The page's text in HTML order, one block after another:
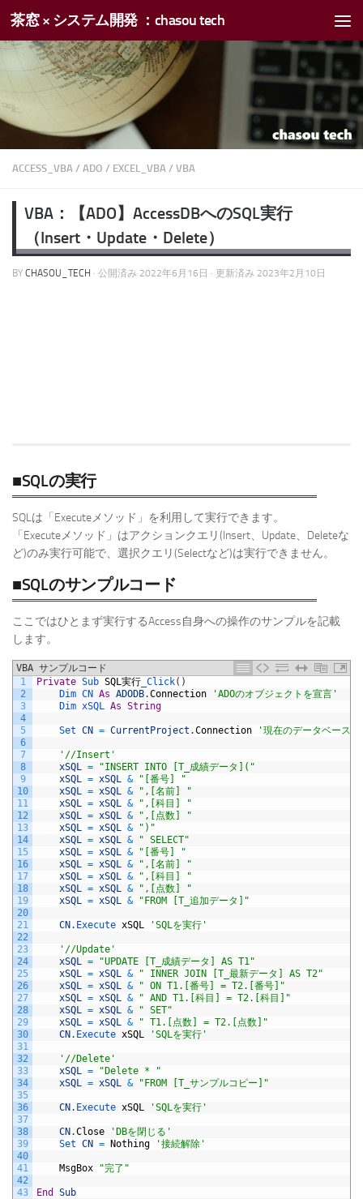
コンテンツへスキップ
茶窓 × システム開発 ：chasou tech
ACCESS_VBA / ADO / EXCEL_VBA / VBA
VBA：【ADO】AccessDBへのSQL実行
（Insert・Update・Delete）
BY CHASOU_TECH · 公開済み 2022年6月16日 · 更新済み 2023年2月10日
■SQLの実行
SQLは「Executeメソッド」を利用して実行できます。
「Executeメソッド」はアクションクエリ(Insert、Update、Deleteな
ど)のみ実行可能で、選択クエリ(Selectなど)は実行できません。
■SQLのサンプルコード
ここではひとまず実行するAccess自身への操作のサンプルを記載
します。
VBA サンプルコード
1
2
3
4
5
6
7
8
9
10
11
12
13
14
15
16
17
18
19
20
21
22
23
24
25
26
27
28
29
30
31
32
33
34
35
36
37
38
39
40
41
42
43
Private Sub SQL実行 _Click( )
Dim CN As ADODB.Connection
'ADOのオブジェクトを宣言'
Dim xSQL As String
Set CN = CurrentProject .Connection '現在のデータベース
'//Insert'
xSQL =
"INSERT INTO [T_成績データ]("
xSQL = xSQL &
"[番号] "
xSQL = xSQL &
",[名前] "
xSQL = xSQL &
",[科目] "
xSQL = xSQL &
",[点数] "
xSQL = xSQL &
")"
xSQL = xSQL &
" SELECT"
xSQL = xSQL &
"[番号] "
xSQL = xSQL &
",[名前] "
xSQL = xSQL &
",[科目] "
xSQL = xSQL &
",[点数] "
xSQL = xSQL & "FROM [T_追加データ]"
CN . Execute xSQL 'SQLを実行'
'//Update'
xSQL =
"UPDATE [T_成績データ] AS T1"
xSQL = xSQL &
" INNER JOIN [T_最新データ] AS T2"
xSQL = xSQL &
" ON T1.[番号] = T2.[番号]"
xSQL = xSQL &
" AND T1.[科目] = T2.[科目]"
xSQL = xSQL &
" SET"
xSQL = xSQL &
" T1.[点数] = T2.[点数]"
CN . Execute xSQL 'SQLを実行'
'//Delete'
xSQL =
"Delete * "
xSQL = xSQL & "FROM [T_サンプルコピー]"
CN . Execute xSQL 'SQLを実行'
CN .Close
'DBを閉じる'
Set CN = Nothing '接続解除'
MsgBox "完了"
End Sub